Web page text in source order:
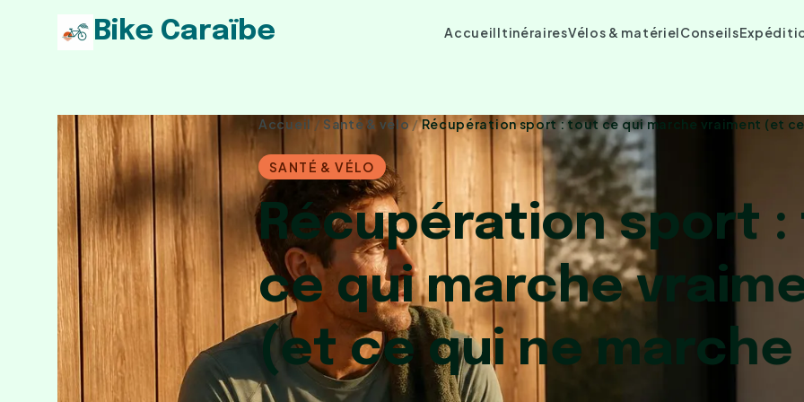
Bike Caraïbe AccueilItinérairesVélos & matérielConseils
Accueil / Santé & vélo /Récupération sport : tout ce qui marche vraiment (et ce
SANTÉ & VÉLO
Récupération sport
ce qui marche
(et ce qui ne